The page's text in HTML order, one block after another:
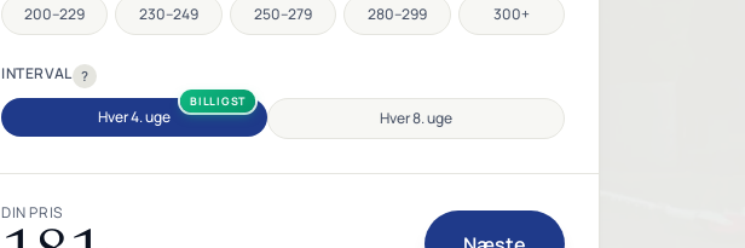
200–229 230–249 250–279 280–299 300+
INTERVAL ?
Hver 4. uge
BILLIGST
Hver 8. uge
DIN PRIS